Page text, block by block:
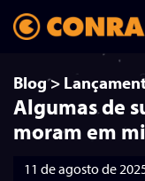
Blog>
Algumas de
moram em
11 de agosto de